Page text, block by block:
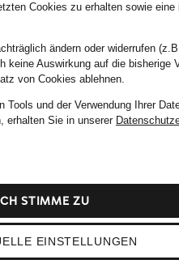
Cookies zu erhalten sowie eine
ändern oder widerrufen
keine Auswirkung auf die bisherige
von Cookies ablehnen.
und der Verwendung Ihrer
erhalten Sie in unserer
EINSTELLUNGEN
STIMME ZU